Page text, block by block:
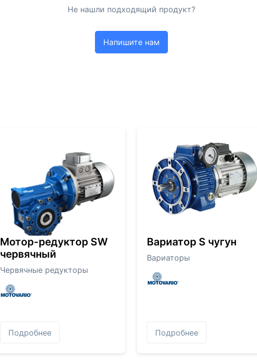
Не нашли подходящий продукт?
Напишите нам
Мотор-редуктор SW
червячный
Червячные редукторы
Подробнее
Вариатор S чугун
Вариаторы
Подробнее